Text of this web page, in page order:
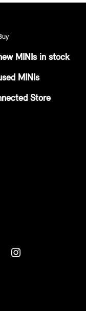
MINIs in stock
MINIs
Store